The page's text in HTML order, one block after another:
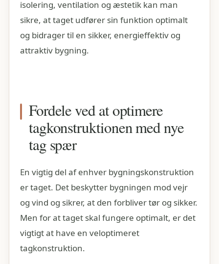
isolering, ventilation og æstetik kan man
sikre, at taget udfører sin funktion optimalt
og bidrager til en sikker, energieffektiv og
attraktiv bygning.
Fordele ved at optimere
tagkonstruktionen med nye
tag spær
En vigtig del af enhver bygningskonstruktion
er taget. Det beskytter bygningen mod vejr
og vind og sikrer, at den forbliver tør og sikker.
Men for at taget skal fungere optimalt, er det
vigtigt at have en veloptimeret
tagkonstruktion.